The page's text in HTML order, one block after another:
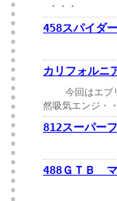
・・・
458スパイダ
※現車詳
カリフォル
今回はエブリ
然吸気エンジ・
812スーパー
本日、大阪
488ＧＴＢ マ
今回のユー